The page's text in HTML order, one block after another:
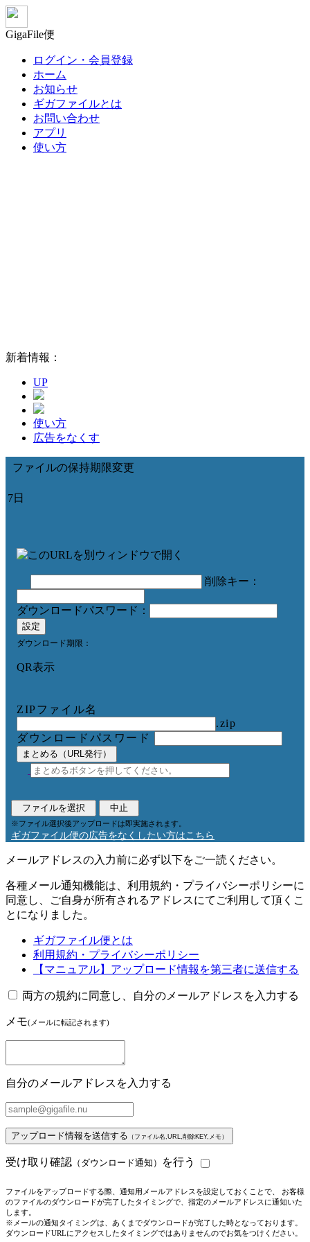
GigaFile便
ログイン・会員登録
ホーム
お知らせ
ギガファイルとは
お問い合わせ
アプリ
使い方
新着情報：
UP
使い方
広告をなくす
ファイルの保持期限変更
7日
削除キー：
ダウンロードパスワード：
設定
ダウンロード期限：
QR表示
ZIPファイル名
.zip
ダウンロードパスワード
まとめる（URL発行）
ファイルを選択 中止
※ファイル選択後アップロードは即実施されます。
ギガファイル便の広告をなくしたい方はこちら
メールアドレスの入力前に必ず以下をご一読ください。
各種メール通知機能は、利用規約・プライバシーポリシーに
同意し、ご自身が所有されるアドレスにてご利用して頂くこ
とになりました。
ギガファイル便とは
利用規約・プライバシーポリシー
【マニュアル】アップロード情報を第三者に送信する
両方の規約に同意し、自分のメールアドレスを入力する
メモ(メールに転記されます)
自分のメールアドレスを入力する
アップロード情報を送信する （ファイル名,URL,削除KEY,メモ）
受け取り確認 （ダウンロード通知） を行う
ファイルをアップロードする際、通知用メールアドレスを設定しておくことで、 お客様
のファイルのダウンロードが完了したタイミングで、指定のメールアドレスに通知いた
します。
※メールの通知タイミングは、あくまでダウンロードが完了した時となっております。
ダウンロードURLにアクセスしたタイミングではありませんのでお気をつけください。